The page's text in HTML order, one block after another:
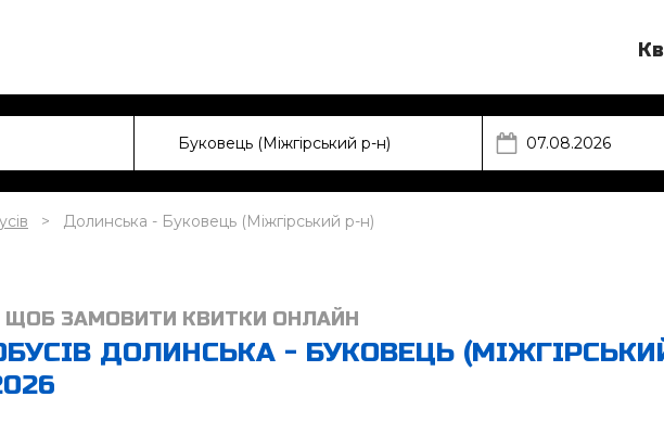
Долинська - Буковець (Міжгірський р-н)
ЩОБ ЗАМОВИТИ КВИТКИ ОНЛАЙН
ДОЛИНСЬКА - БУКОВЕЦЬ